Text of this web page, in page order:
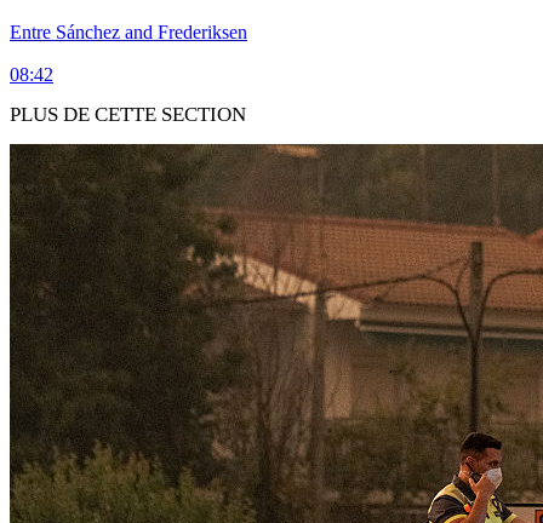
Entre Sánchez and Frederiksen
08:42
PLUS DE CETTE SECTION